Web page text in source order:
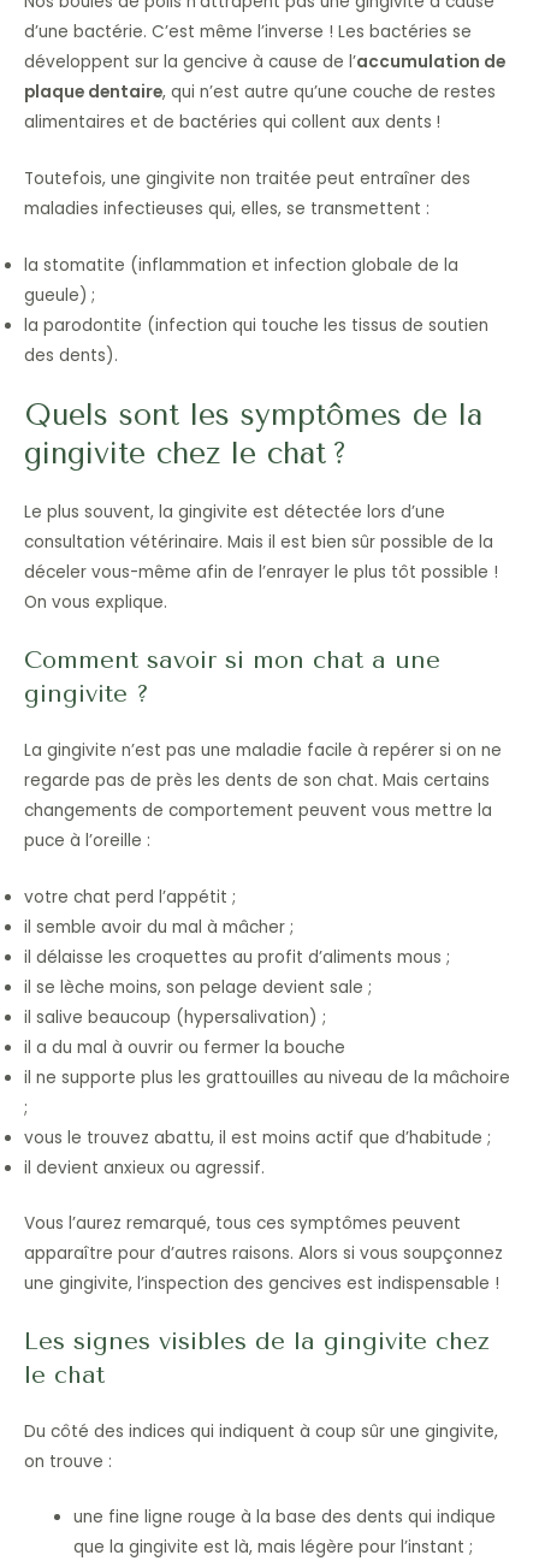
d’une bactérie. C’est même l’inverse ! Les bactéries se
développent sur la gencive à cause de l’accumulation de
plaque dentaire, qui n’est autre qu’une couche de restes
alimentaires et de bactéries qui collent aux dents !
Toutefois, une gingivite non traitée peut entraîner des
maladies infectieuses qui, elles, se transmettent :
la stomatite (inflammation et infection globale de la
gueule) ;
la parodontite (infection qui touche les tissus de soutien
des dents).
Quels sont les symptômes de la
gingivite chez le chat ?
Le plus souvent, la gingivite est détectée lors d’une
consultation vétérinaire. Mais il est bien sûr possible de la
déceler vous-même afin de l’enrayer le plus tôt possible !
On vous explique.
Comment savoir si mon chat a une
gingivite ?
La gingivite n’est pas une maladie facile à repérer si on ne
regarde pas de près les dents de son chat. Mais certains
changements de comportement peuvent vous mettre la
puce à l’oreille :
votre chat perd l’appétit ;
il semble avoir du mal à mâcher ;
il délaisse les croquettes au profit d’aliments mous ;
il se lèche moins, son pelage devient sale ;
il salive beaucoup (hypersalivation) ;
il a du mal à ouvrir ou fermer la bouche
il ne supporte plus les grattouilles au niveau de la mâchoire
;
vous le trouvez abattu, il est moins actif que d’habitude ;
il devient anxieux ou agressif.
Vous l’aurez remarqué, tous ces symptômes peuvent
apparaître pour d’autres raisons. Alors si vous soupçonnez
une gingivite, l’inspection des gencives est indispensable !
Les signes visibles de la gingivite chez
le chat
Du côté des indices qui indiquent à coup sûr une gingivite,
on trouve :
une fine ligne rouge à la base des dents qui indique
que la gingivite est là, mais légère pour l’instant ;